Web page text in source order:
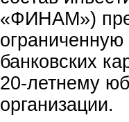
«ФИНАМ»)
банковских
20-летнему
организации.